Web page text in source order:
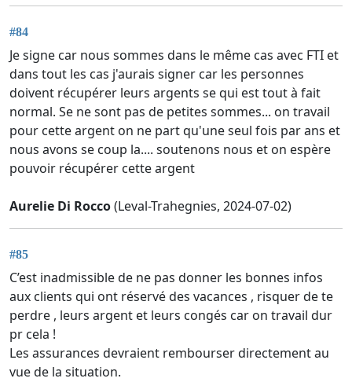
#84
Je signe car nous sommes dans le même cas avec FTI et
dans tout les cas j'aurais signer car les personnes
doivent récupérer leurs argents se qui est tout à fait
normal. Se ne sont pas de petites sommes... on travail
pour cette argent on ne part qu'une seul fois par ans et
nous avons se coup la.... soutenons nous et on espère
pouvoir récupérer cette argent
Aurelie Di Rocco(Leval-Trahegnies, 2024-07-02)
#85
C’est inadmissible de ne pas donner les bonnes infos
aux clients qui ont réservé des vacances , risquer de te
perdre , leurs argent et leurs congés car on travail dur
pr cela !
Les assurances devraient rembourser directement au
vue de la situation.